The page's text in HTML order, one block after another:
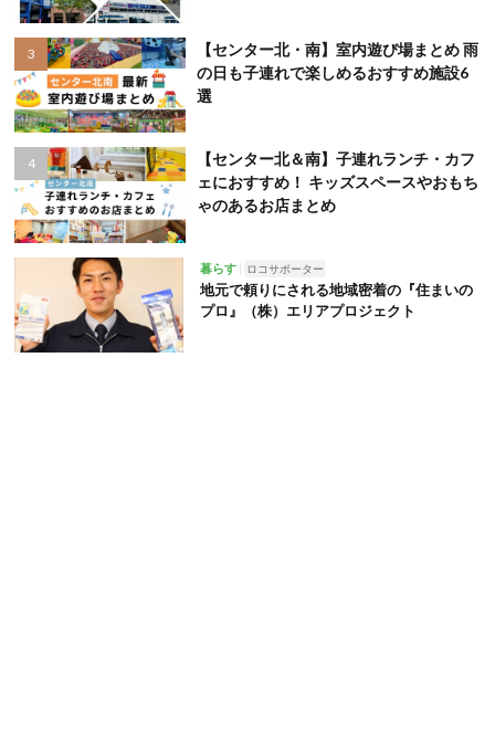
【センター北・南】室内遊び場まとめ 雨
の日も子連れで楽しめるおすすめ施設6
選
【センター北＆南】子連れランチ・カフ
ェにおすすめ！ キッズスペースやおもち
ゃのあるお店まとめ
暮らす ロコサポーター
地元で頼りにされる地域密着の『住まいの
プロ』（株）エリアプロジェクト